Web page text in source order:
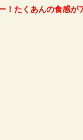
！たくあんの食感が